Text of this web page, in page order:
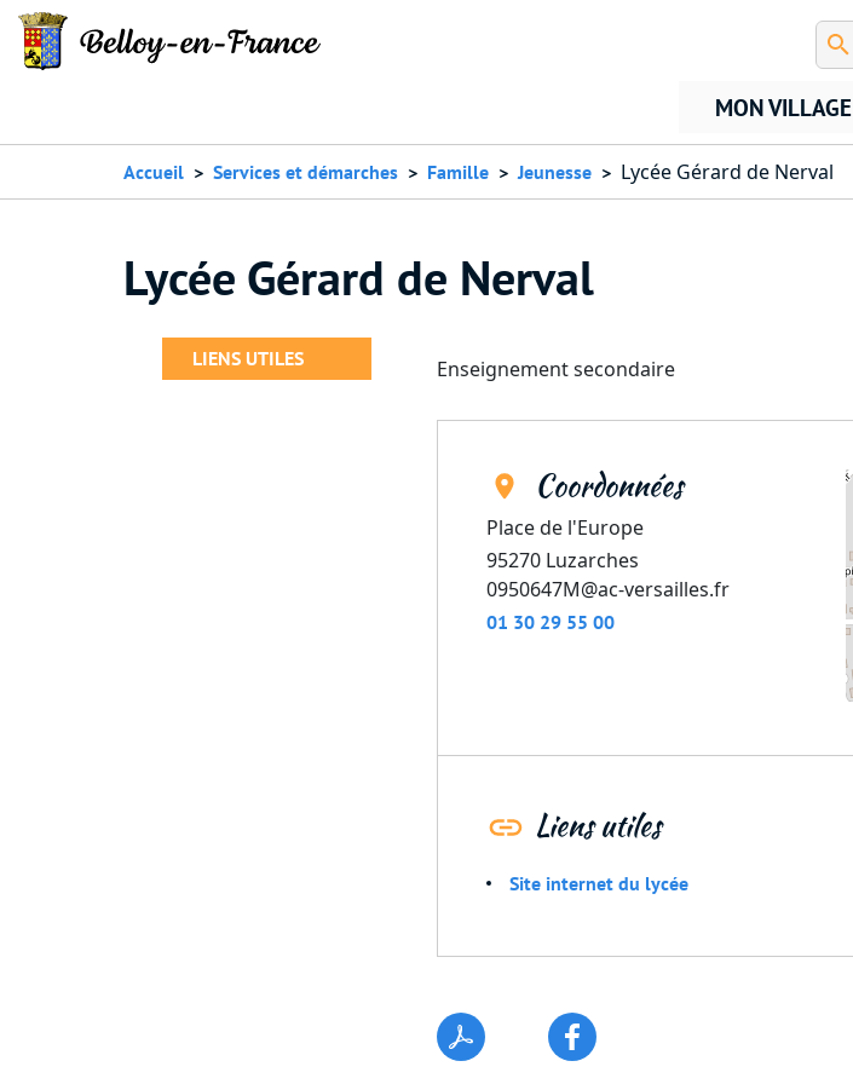
MON VILLAGE
Accueil Services et démarches Famille Jeunesse Lycée Gérard de Nerval
Lycée Gérard de Nerval
LIENS UTILES Enseignement secondaire
Coordonnées
Place de l'Europe
95270 Luzarches
0950647M@ac-versailles.fr
01 30 29 55 00
Liens utiles
Site internet du lycée